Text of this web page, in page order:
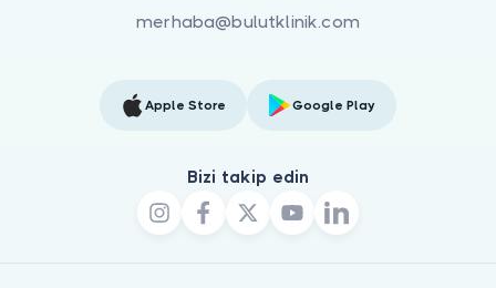
merhaba@bulutklinik.com
Apple Store Google Play
Bizi takip edin